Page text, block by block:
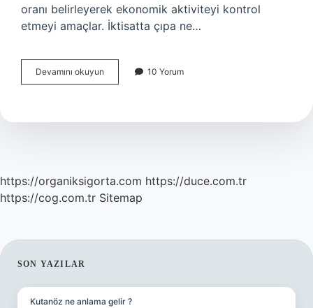
oranı belirleyerek ekonomik aktiviteyi kontrol
etmeyi amaçlar. İktisatta çıpa ne…
Devamını okuyun
Çıpası
10 Yorum
https://organiksigorta.com https://duce.com.tr
https://cog.com.tr Sitemap
SIDEBAR
SON YAZILAR
Kutanöz ne anlama gelir ?